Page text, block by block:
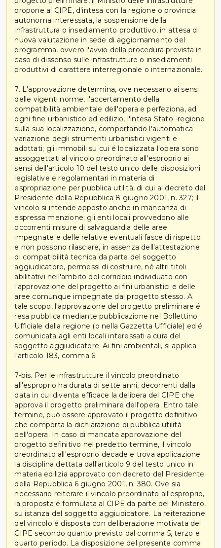
propone al CIPE, d'intesa con la regione o provincia
autonoma interessata, la sospensione della
infrastruttura o insediamento produttivo, in attesa di
nuova valutazione in sede di aggiornamento del
programma, ovvero l'avvio della procedura prevista in
caso di dissenso sulle infrastrutture o insediamenti
produttivi di carattere interregionale o internazionale.
7. L'approvazione determina, ove necessario ai sensi
delle vigenti norme, l'accertamento della
compatibilità ambientale dell'opera e perfeziona, ad
ogni fine urbanistico ed edilizio, l'intesa Stato -regione
sulla sua localizzazione, comportando l'automatica
variazione degli strumenti urbanistici vigenti e
adottati; gli immobili su cui é localizzata l'opera sono
assoggettati al vincolo preordinato all'esproprio ai
sensi dell'articolo 10 del testo unico delle disposizioni
legislative e regolamentari in materia di
espropriazione per pubblica utilità, di cui al decreto del
Presidente della Repubblica 8 giugno 2001, n. 327; il
vincolo si intende apposto anche in mancanza di
espressa menzione; gli enti locali provvedono alle
occorrenti misure di salvaguardia delle aree
impegnate e delle relative eventuali fasce di rispetto
e non possono rilasciare, in assenza dell'attestazione
di compatibilità tecnica da parte del soggetto
aggiudicatore, permessi di costruire, né altri titoli
abilitativi nell'ambito del corridoio individuato con
l'approvazione del progetto ai fini urbanistici e delle
aree comunque impegnate dal progetto stesso. A
tale scopo, l'approvazione del progetto preliminare é
resa pubblica mediante pubblicazione nel Bollettino
Ufficiale della regione (o nella Gazzetta Ufficiale) ed é
comunicata agli enti locali interessati a cura del
soggetto aggiudicatore. Ai fini ambientali, si applica
l'articolo 183, comma 6.
7-bis. Per le infrastrutture il vincolo preordinato
all'esproprio ha durata di sette anni, decorrenti dalla
data in cui diventa efficace la delibera del CIPE che
approva il progetto preliminare dell'opera. Entro tale
termine, può essere approvato il progetto definitivo
che comporta la dichiarazione di pubblica utilità
dell'opera. In caso di mancata approvazione del
progetto definitivo nel predetto termine, il vincolo
preordinato all'esproprio decade e trova applicazione
la disciplina dettata dall'articolo 9 del testo unico in
materia edilizia approvato con decreto del Presidente
della Repubblica 6 giugno 2001, n. 380. Ove sia
necessario reiterare il vincolo preordinato all'esproprio,
la proposta é formulata al CIPE da parte del Ministero,
su istanza del soggetto aggiudicatore. La reiterazione
del vincolo é disposta con deliberazione motivata del
CIPE secondo quanto previsto dal comma 5, terzo e
quarto periodo. La disposizione del presente comma